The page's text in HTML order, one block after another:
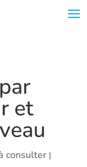
et
consulter|